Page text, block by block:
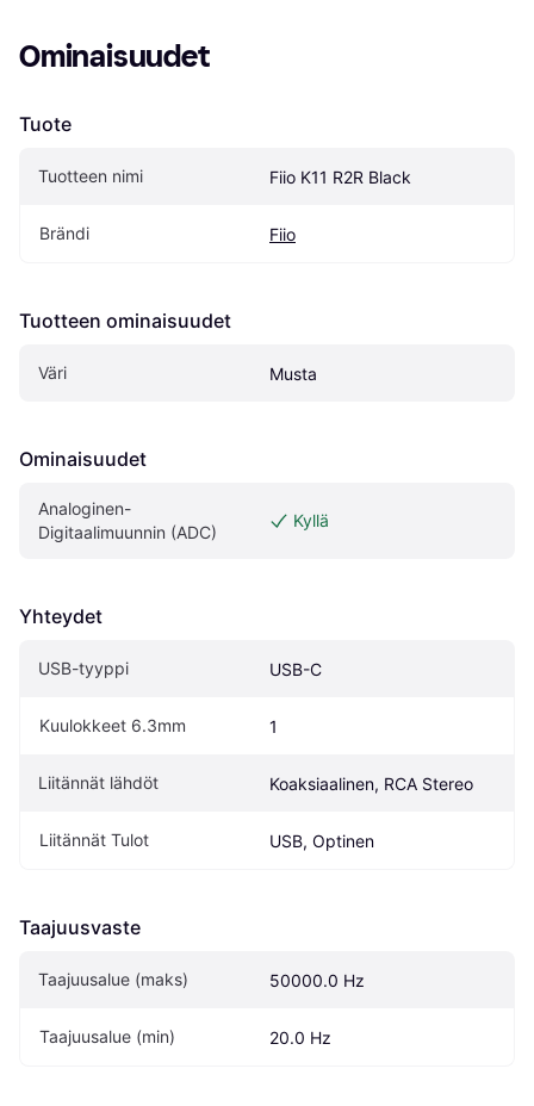
Ominaisuudet
Tuote
Tuotteen nimi Fiio K11 R2R Black
Brändi Fiio
Tuotteen ominaisuudet
Väri Musta
Ominaisuudet
Analoginen-
Digitaalimuunnin (ADC)
Kyllä
Yhteydet
USB-tyyppi USB-C
Kuulokkeet 6.3mm 1
Liitännät lähdöt Koaksiaalinen, RCA Stereo
Liitännät Tulot USB, Optinen
Taajuusvaste
Taajuusalue (maks) 50000.0 Hz
Taajuusalue (min) 20.0 Hz